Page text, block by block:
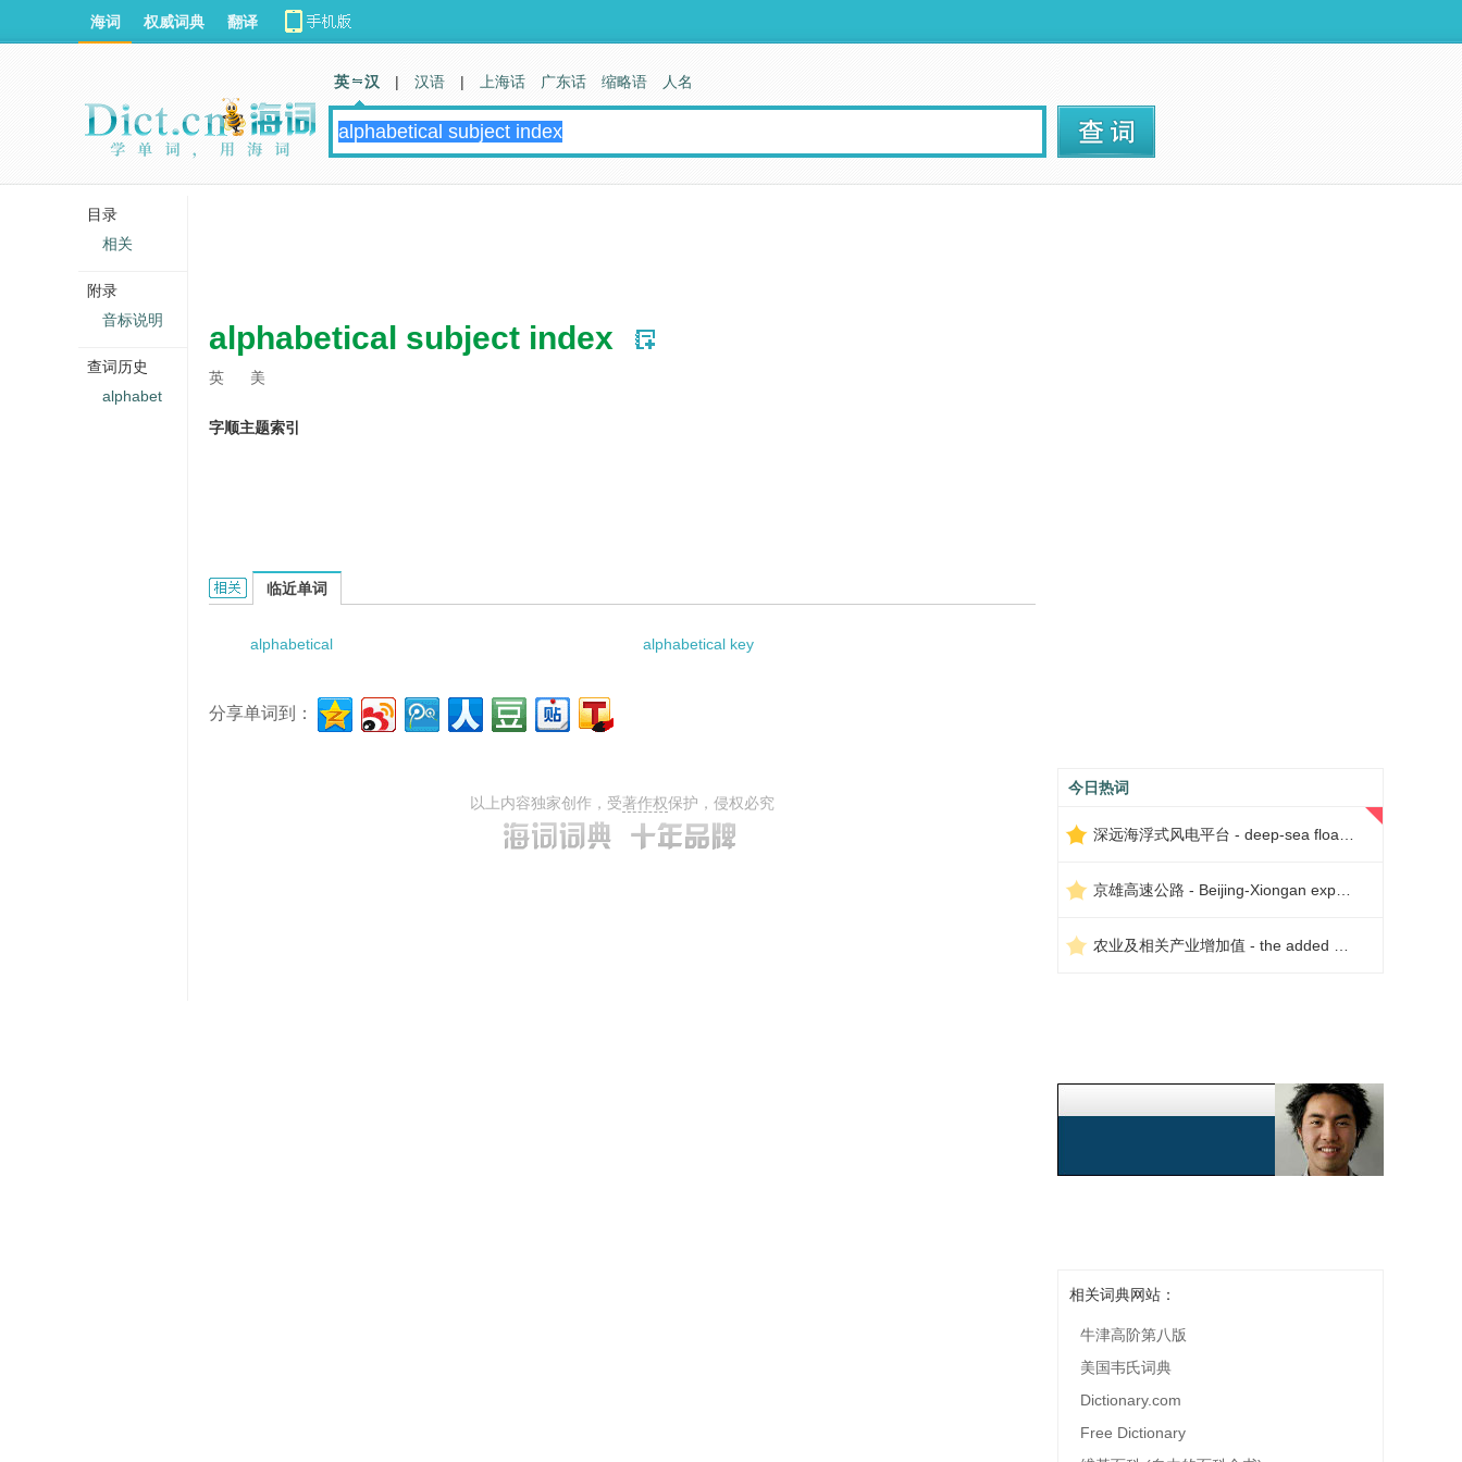
alphabetical subject index
英 美
字顺主题索引
alphabetical subject index的相关资料：
临近单词
alphabetical alphabetical key
分享单词到：
以上内容独家创作，受著作权保护，侵权必究
今日热词
相关词典网站：
牛津高阶第八版
美国韦氏词典
Dictionary.com
Free Dictionary
海词 权威词典 翻译
英 汉 | 汉语 | 上海话 广东话 缩略语 人名
目录
相关
附录
音标说明
查词历史
alphabet